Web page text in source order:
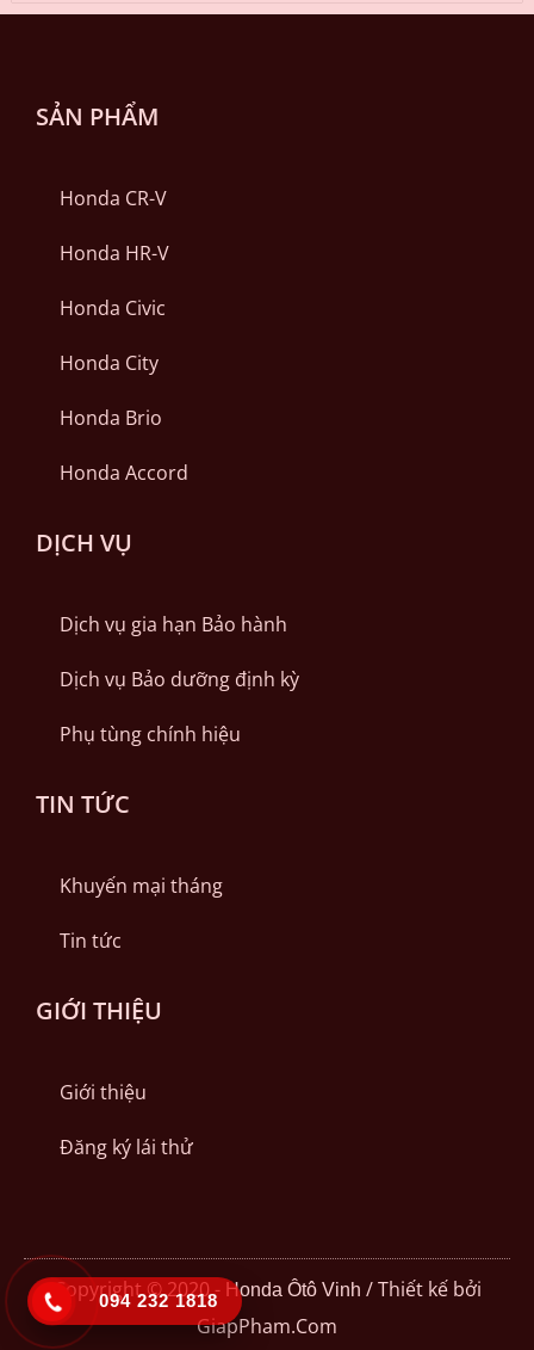
SẢN PHẨM
Honda CR-V
Honda HR-V
Honda Civic
Honda City
Honda Brio
Honda Accord
DỊCH VỤ
Dịch vụ gia hạn Bảo hành
Dịch vụ Bảo dưỡng định kỳ
Phụ tùng chính hiệu
TIN TỨC
Khuyến mại tháng
Tin tức
GIỚI THIỆU
Giới thiệu
Đăng ký lái thử
Copyright © 2020 - Honda Ôtô Vinh / Thiết kế bởi
GiapPham.Com
094 232 1818